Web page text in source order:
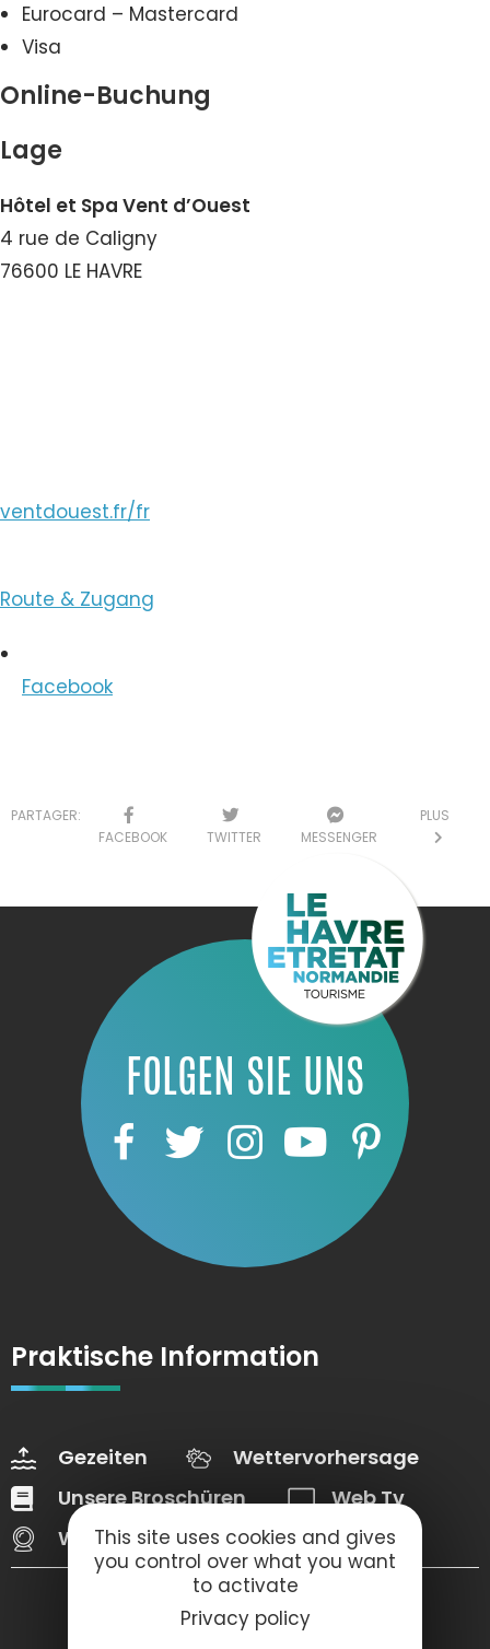
Eurocard – Mastercard
Visa
Online-Buchung
Lage
Hôtel et Spa Vent d’Ouest
4 rue de Caligny
76600 LE HAVRE
ventdouest.fr/fr
Route & Zugang
Facebook
PARTAGER:
FACEBOOK
TWITTER MESSENGER
PLUS
FOLGEN SIE UNS
Praktische Information
Gezeiten
Wettervorhersage
Unsere Broschüren
Web Tv
Webcams
This site uses cookies and gives
you control over what you want
to activate
Privacy policy